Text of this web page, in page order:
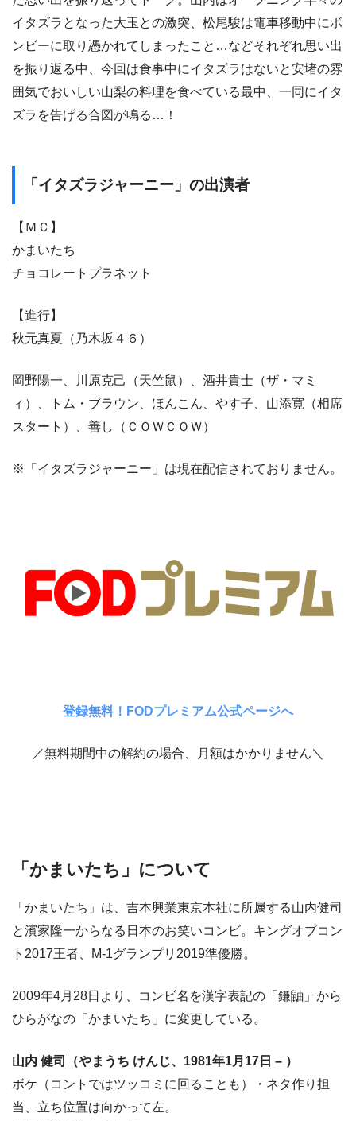
イタズラとなった大玉との激突、松尾駿は電車移動中にボ
ンビーに取り憑かれてしまったこと…などそれぞれ思い出
を振り返る中、今回は食事中にイタズラはないと安堵の雰
囲気でおいしい山梨の料理を食べている最中、一同にイタ
ズラを告げる合図が鳴る…！
「イタズラジャーニー」の出演者
【ＭＣ】
かまいたち
チョコレートプラネット
【進行】
秋元真夏（乃木坂４６）
岡野陽一、川原克己（天竺鼠）、酒井貴士（ザ・マミ
ィ）、トム・ブラウン、ほんこん、やす子、山添寛（相席
スタート）、善し（ＣＯＷＣＯＷ）
※「イタズラジャーニー」は現在配信されておりません。
登録無料！FODプレミアム公式ページへ
／無料期間中の解約の場合、月額はかかりません＼
「かまいたち」について
「かまいたち」は、吉本興業東京本社に所属する山内健司
と濱家隆一からなる日本のお笑いコンビ。キングオブコン
ト2017王者、M-1グランプリ2019準優勝。
2009年4月28日より、コンビ名を漢字表記の「鎌鼬」から
ひらがなの「かまいたち」に変更している。
山内 健司（やまうち けんじ、1981年1月17日 – ）
ボケ（コントではツッコミに回ることも）・ネタ作り担
当、立ち位置は向かって左。